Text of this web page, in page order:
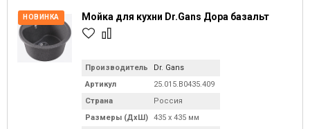
НОВИНКА Мойка для кухни Dr.Gans Дора базальт
Производитель
Dr. Gans
Артикул
25.015.B0435.409
Страна
Россия
Размеры (ДхШ)
435 х 435 мм